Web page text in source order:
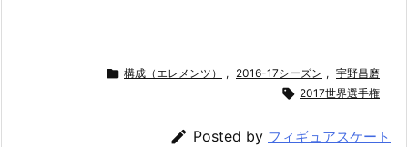
 構成（エレメンツ） , 2016-17シーズン , 宇野昌磨
 2017世界選手権
 Posted by フィギュアスケート